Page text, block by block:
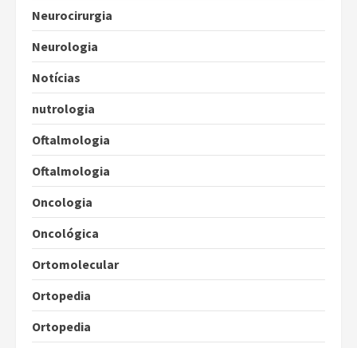
Neurocirurgia
Neurologia
Notícias
nutrologia
Oftalmologia
Oftalmologia
Oncologia
Oncológica
Ortomolecular
Ortopedia
Ortopedia